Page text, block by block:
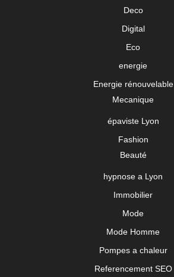
Deco
Digital
Eco
energie
Energie rénouvelable
Mecanique
épaviste Lyon
Fashion
Beauté
hypnose a Lyon
Immobilier
Mode
Mode Homme
Pompes a chaleur
Referencement SEO